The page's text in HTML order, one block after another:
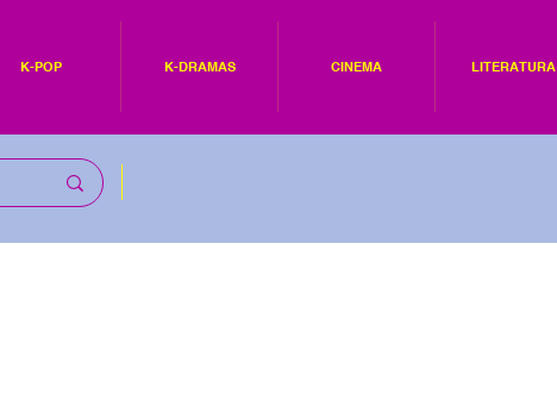
K-POP K-DRAMAS CINEMA LITERATURA